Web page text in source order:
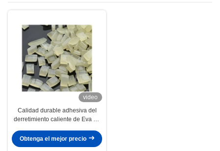
derretimiento del PSA
video
Calidad durable adhesiva del
derretimiento caliente de Eva de
del borde de la ropa
Obtenga el mejor precio